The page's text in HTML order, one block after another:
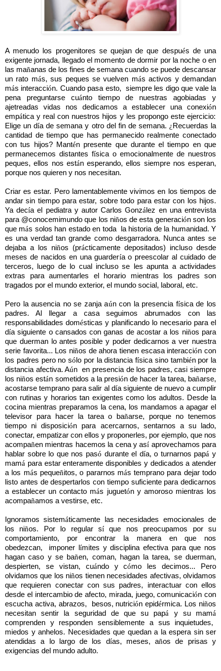
A menudo los progenitores se quejan de que después de una
exigente jornada, llegado el momento de dormir por la noche o en
las mañanas de los fines de semana cuando se puede descansar
un rato más, sus peques se vuelven más activos y demandan
más interacción. Cuando pasa esto,
siempre les digo que vale la
pena preguntarse cuánto tiempo de nuestras agobiadas y
ajetreadas vidas nos dedicamos a establecer una conexión
empática y real con nuestros hijos y les propongo este ejercicio:
Elige un día de semana y otro del fin de semana. ¿Recuerdas la
cantidad de tiempo que has permanecido realmente conectado
con tus hijos? Mantén presente que durante el tiempo en que
permanecemos distantes física o emocionalmente de nuestros
peques, ellos nos están esperando, ellos siempre nos esperan,
porque nos quieren y nos necesitan.
Criar es estar. Pero lamentablemente vivimos en los tiempos de
andar sin tiempo para estar, sobre todo para estar con los hijos.
Ya decía el pediatra y autor Carlos González en una entrevista
para @conocemimundo que los niños de esta generación son los
que más solos han estado en toda
la historia de la humanidad. Y
es una verdad tan grande como desgarradora. Nunca antes se
dejaba a los niños (prácticamente depositados) incluso desde
meses de nacidos en una guardería o preescolar al cuidado de
terceros, luego de lo cual incluso se les apunta a actividades
extras para aumentarles el horario mientras los padres son
tragados por el mundo exterior, el mundo social, laboral, etc.
Pero la ausencia no se zanja aún con la presencia física de los
padres. Al llegar a casa seguimos abrumados con las
responsabilidades domésticas y planificando lo necesario para el
día siguiente o cansados con ganas de acostar a los niños para
que duerman lo antes posible y poder dedicarnos a ver nuestra
serie favorita... Los niños de ahora tienen escasa interacción con
los padres pero no sólo por la distancia física sino también por la
distancia afectiva. Aún en presencia de los padres, casi siempre
los niños están sometidos a la presión de hacer la tarea, bañarse,
acostarse temprano para salir al día siguiente de nuevo a cumplir
con rutinas y horarios tan exigentes como los adultos. Desde la
cocina mientras preparamos la cena, los mandamos a apagar el
televisor para hacer la tarea o bañarse, porque no tenemos
tiempo ni disposición para acercarnos, sentarnos a su lado,
conectar, empatizar con ellos y proponerles, por ejemplo, que nos
acompañen mientras hacemos la cena y así aprovechamos para
hablar sobre lo que nos pasó durante el día, o turnarnos papá y
mamá para estar enteramente disponibles y dedicados a atender
a los más pequeñitos, o pararnos más temprano para dejar todo
listo antes de despertarlos con tiempo suficiente para dedicarnos
a establecer un contacto más juguetón y amoroso mientras los
acompañamos a vestirse, etc.
Ignoramos sistemáticamente las necesidades emocionales de
los niños. Por lo regular sí que nos preocupamos por su
comportamiento, por encontrar la manera en que nos
obedezcan,
imponer límites y disciplina efectiva para que nos
hagan caso y se bañen, coman, hagan la tarea, se duerman,
despierten, se vistan, cuándo y cómo les decimos... Pero
olvidamos que los niños tienen necesidades afectivas, olvidamos
que requieren conectar con sus padres, interactuar con ellos
desde el intercambio de afecto, mirada, juego, comunicación con
escucha activa, abrazos,
besos, nutrición epidérmica. Los niños
necesitan sentir la seguridad de que su papá y su mamá
comprenden y responden sensiblemente a sus inquietudes,
miedos y anhelos. Necesidades que quedan a la espera sin ser
atendidas a lo largo de los días, meses, años de prisas y
exigencias del mundo adulto.